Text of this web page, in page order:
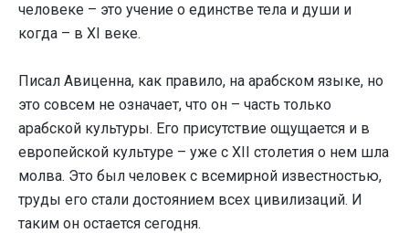
человеке – это учение о единстве тела и души и
когда – в XI веке.
Писал Авиценна, как правило, на арабском языке, но
это совсем не означает, что он – часть только
арабской культуры. Его присутствие ощущается и в
европейской культуре – уже с XII столетия о нем шла
молва. Это был человек с всемирной известностью,
труды его стали достоянием всех цивилизаций. И
таким он остается сегодня.